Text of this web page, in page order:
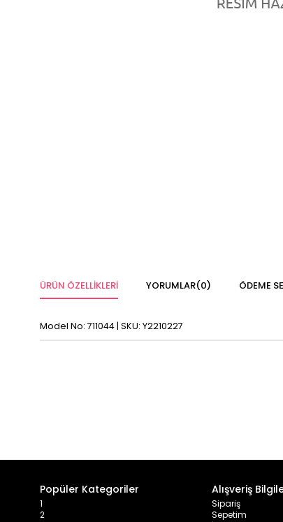
ÜRÜN ÖZELLIKLERI YORUMLAR(0) ÖDEME
Model No: 711044 | SKU: Y2210227
Popüler Kategoriler
1
2
Alışveriş
Sipariş
Sepetim